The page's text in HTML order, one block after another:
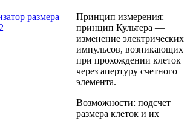
Принцип измерения:
принцип Культера —
изменение электрических
импульсов, возникающих
при прохождении клеток
через апертуру счетного
элемента.
Возможности: подсчет
размера клеток и их